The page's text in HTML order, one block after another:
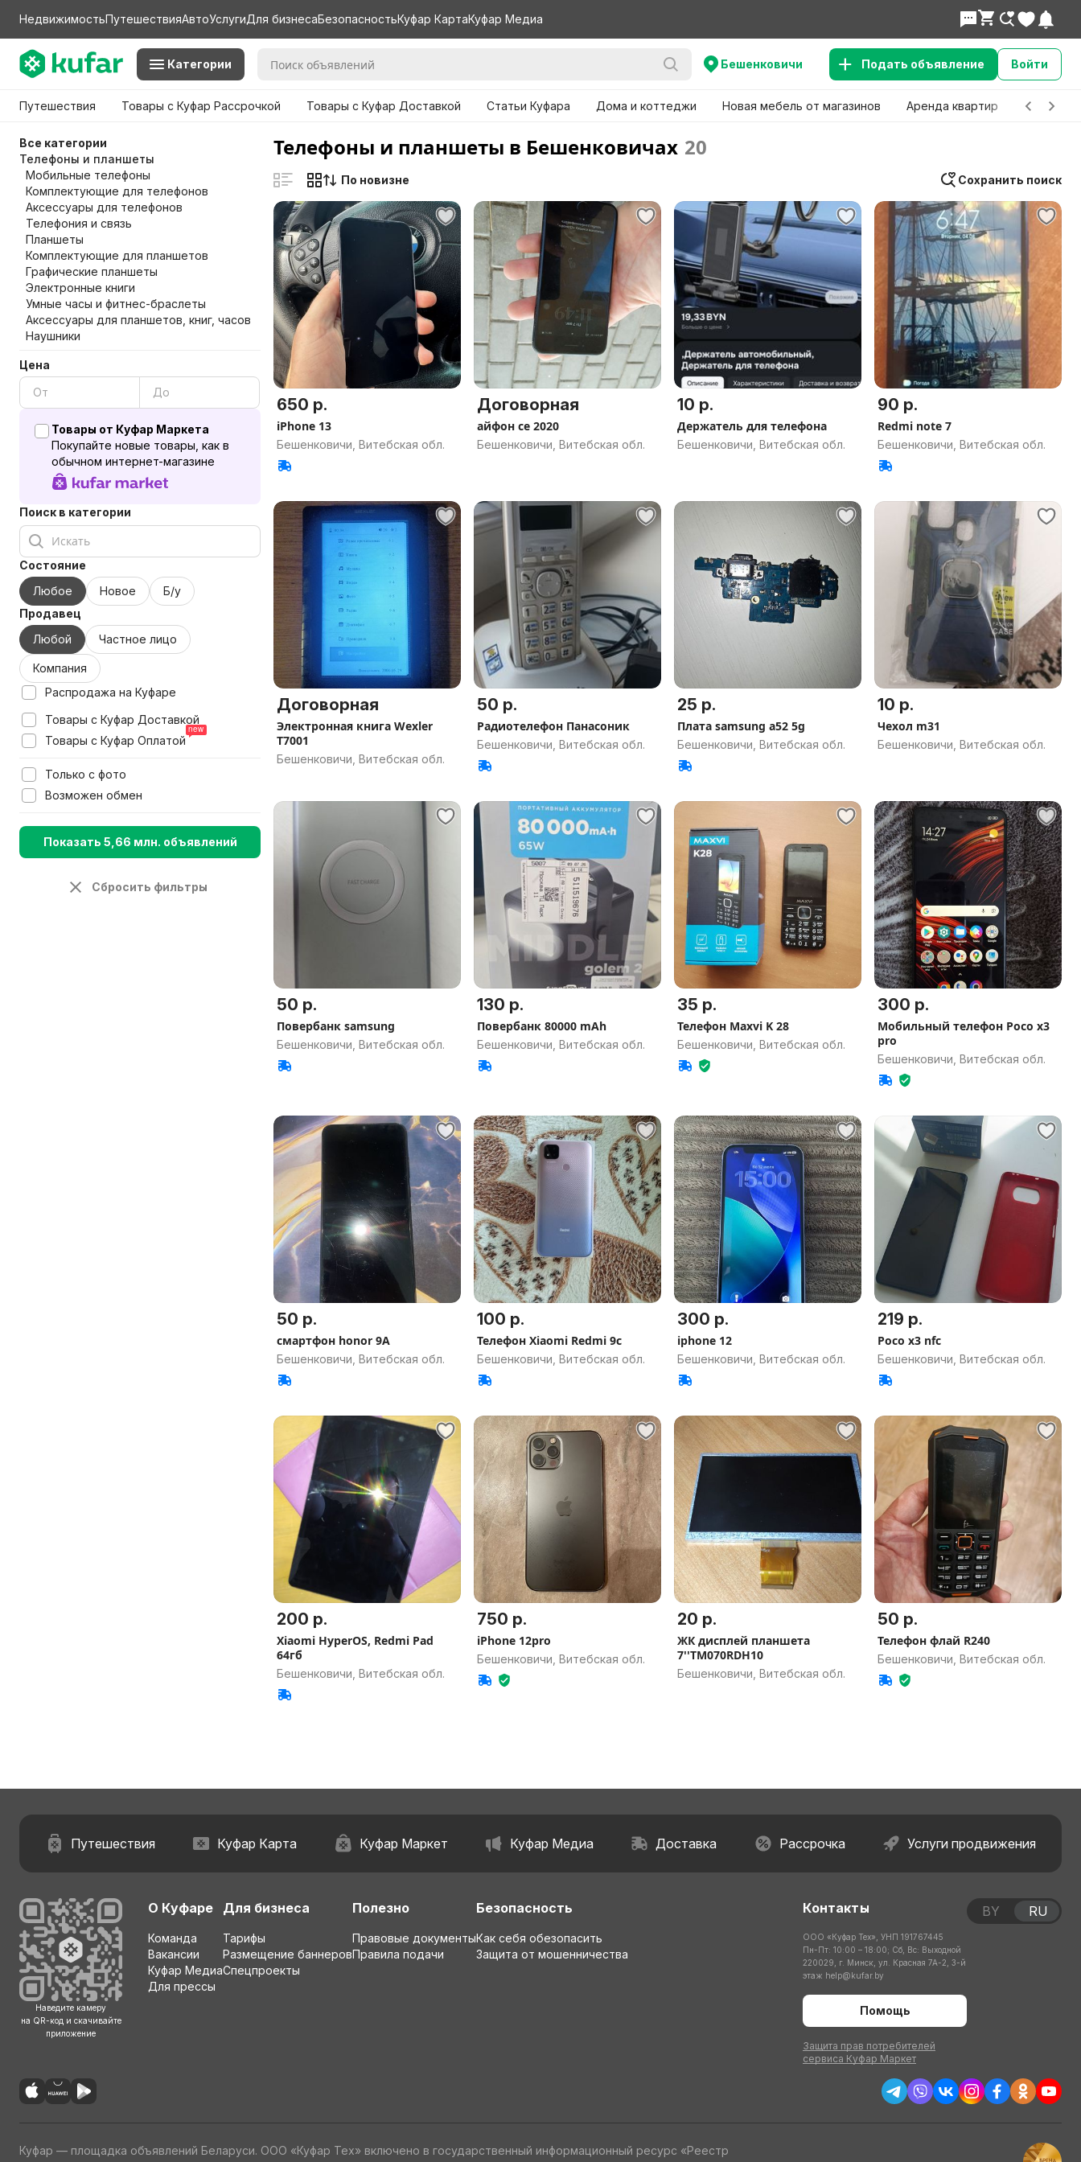
НедвижимостьПутешествияАвтоУслугиДля бизнесаБезопасностьКуфар КартаКуфар Медиа
Категории Бешенковичи Подать объявление Войти
Путешествия Товары с Куфар Рассрочкой Товары с Куфар Доставкой Статьи Куфара Дома и коттеджи Новая мебель от магазинов Аренда квартир Детские
Все категории
Телефоны и планшеты
Мобильные телефоны
Комплектующие для телефонов
Аксессуары для телефонов
Телефония и связь
Планшеты
Комплектующие для планшетов
Графические планшеты
Электронные книги
Умные часы и фитнес-браслеты
Аксессуары для планшетов, книг, часов
Наушники
Цена
Товары от Куфар Маркета
Покупайте новые товары, как в
обычном интернет-магазине
Поиск в категории
Состояние
Любое
Новое
Б/у
Продавец
Любой
Частное лицо
Компания
Распродажа на Куфаре
Товары с Куфар Доставкой
Товары с Куфар Оплатой
Только с фото
Возможен обмен
Показать 5,66 млн. объявлений
Сбросить фильтры
Телефоны и планшеты в Бешенковичах 20
Сохранить поиск
По новизне
650 р.
iPhone 13
Бешенковичи, Витебская обл.
Договорная
айфон се 2020
Бешенковичи, Витебская обл.
10 р.
Держатель для телефона
Бешенковичи, Витебская обл.
90 р.
Redmi note 7
Бешенковичи, Витебская обл.
Договорная
Электронная книга Wexler
T7001
Бешенковичи, Витебская обл.
50 р.
Радиотелефон Панасоник
Бешенковичи, Витебская обл.
25 р.
Плата samsung a52 5g
Бешенковичи, Витебская обл.
10 р.
Чехол m31
Бешенковичи, Витебская обл.
50 р.
Повербанк samsung
Бешенковичи, Витебская обл.
130 р.
Повербанк 80000 mAh
Бешенковичи, Витебская обл.
35 р.
Телефон Maxvi K 28
Бешенковичи, Витебская обл.
300 р.
Мобильный телефон Poco x3
pro
Бешенковичи, Витебская обл.
50 р.
смартфон honor 9A
Бешенковичи, Витебская обл.
100 р.
Телефон Xiaomi Redmi 9c
Бешенковичи, Витебская обл.
300 р.
iphone 12
Бешенковичи, Витебская обл.
219 р.
Poco x3 nfc
Бешенковичи, Витебская обл.
200 р.
Xiaomi HyperOS, Redmi Pad
64гб
Бешенковичи, Витебская обл.
750 р.
iPhone 12pro
Бешенковичи, Витебская обл.
20 р.
ЖК дисплей планшета
7''TM070RDH10
Бешенковичи, Витебская обл.
50 р.
Телефон флай R240
Бешенковичи, Витебская обл.
Путешествия Куфар Карта Куфар Маркет Куфар Медиа Доставка Рассрочка Услуги продвижения
Наведите камеру
на QR-код и скачивайте
приложение
О Куфаре
Команда
Вакансии
Куфар Медиа
Для прессы
Для бизнеса
Тарифы
Размещение баннеров
Спецпроекты
Полезно
Правовые документы
Правила подачи
Безопасность
Как себя обезопасить
Защита от мошенничества
Контакты
ООО «Куфар Тех», УНП 191767445
Пн-Пт: 10:00 – 18:00; Сб, Вс: Выходной
220029, г. Минск, ул. Красная 7А-2, 3-й
этаж help@kufar.by
Помощь
Защита прав потребителей
сервиса Куфар Маркет
BY RU
Куфар — площадка объявлений Беларуси. ООО «Куфар Тех» включено в государственный информационный ресурс «Реестр